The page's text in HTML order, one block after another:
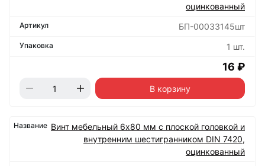
оцинкованный
БП-00033145шт
1 шт.
16 ₽
В корзину
Винт мебельный 6х80 мм с плоской головкой и
внутренним шестигранником DIN 7420,
оцинкованный